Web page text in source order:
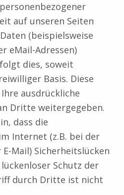
auf unseren Seiten
(beispielsweise
eMail-Adressen)
dies, soweit
Basis. Diese
ausdrückliche
Dritte weitergegeben.
dass die
Internet (z.B. bei der
Mail) Sicherheitslücken
Schutz der
durch Dritte ist nicht